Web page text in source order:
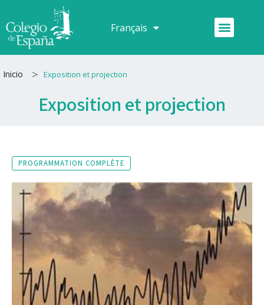
au
contenu
Français
Español Menu
Inicio > Exposition et projection
Exposition et projection
PROGRAMMATION COMPLÈTE